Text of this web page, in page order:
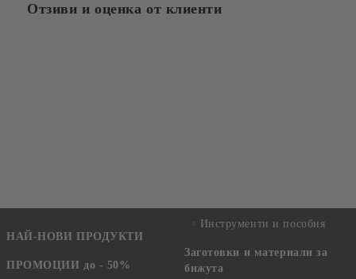
Отзиви и оценка от клиенти
НАЙ-НОВИ ПРОДУКТИ
ПРОМОЦИИ до - 50%
Инструменти и пособия
Заготовки и материали за
бижута